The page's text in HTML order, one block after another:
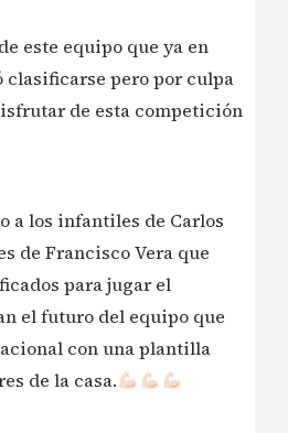
este equipo que ya en
pero por culpa
de esta competición
a los infantiles de Carlos
de Francisco Vera que
para jugar el
el futuro del equipo que
con una plantilla
de la casa.